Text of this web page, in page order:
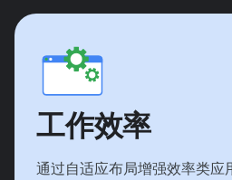
工作效率
通过自适应布局增强效率类应